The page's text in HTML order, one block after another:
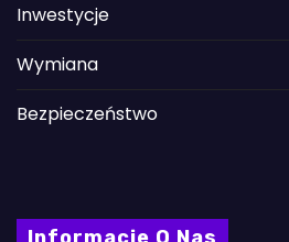
Inwestycje
Wymiana
Bezpieczeństwo